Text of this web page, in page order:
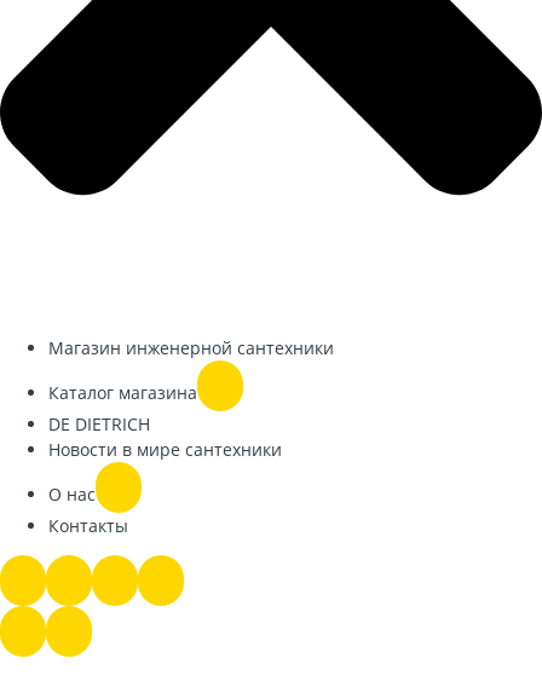
Магазин инженерной сантехники
Каталог магазина
DE DIETRICH
Новости в мире сантехники
О нас
Контакты